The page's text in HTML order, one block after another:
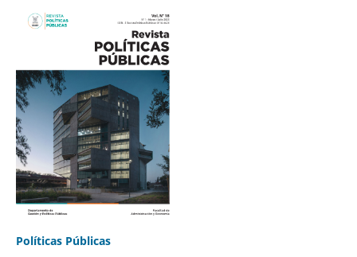
Políticas Públicas